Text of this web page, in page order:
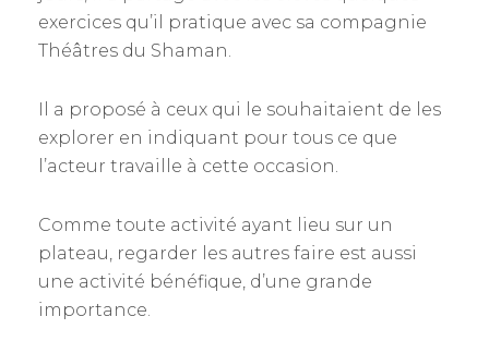
exercices qu’il pratique avec sa compagnie
Théâtres du Shaman.
Il a proposé à ceux qui le souhaitaient de les
explorer en indiquant pour tous ce que
l’acteur travaille à cette occasion.
Comme toute activité ayant lieu sur un
plateau, regarder les autres faire est aussi
une activité bénéfique, d’une grande
importance.